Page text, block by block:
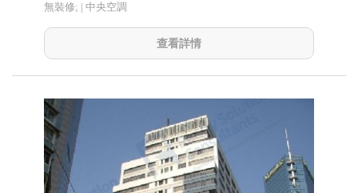
無裝修; | 中央空調
查看詳情